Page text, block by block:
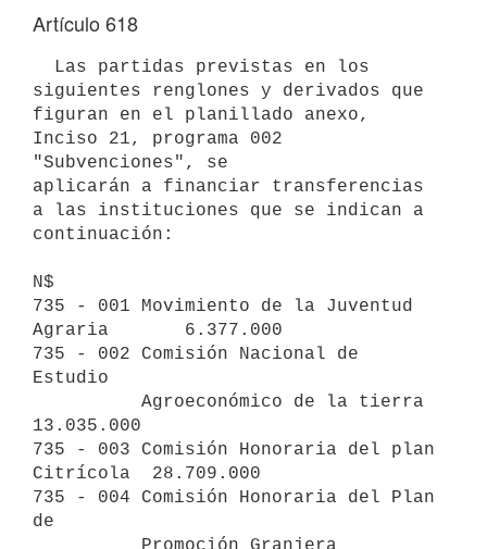
Artículo 618
siguientes renglones y derivados que
figuran en el planillado anexo,
Inciso 21, programa 002
"Subvenciones", se
aplicarán a financiar transferencias
a las instituciones que se indican a
continuación:
N$
735 - 001 Movimiento de la Juventud
Agraria       6.377.000
735 - 002 Comisión Nacional de
Estudio
13.035.000
735 - 003 Comisión Honoraria del plan
Citrícola  28.709.000
735 - 004 Comisión Honoraria del Plan
de